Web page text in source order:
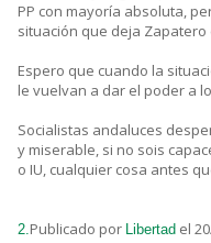
PP con mayoría absoluta,
situación que deja
Espero que cuando la
le vuelvan a dar el poder a
Socialistas andaluces
y miserable, si no sois
o IU, cualquier cosa antes
2.Publicado por Libertad el